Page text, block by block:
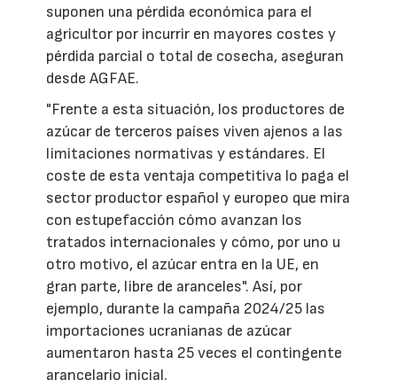
suponen una pérdida económica para el
agricultor por incurrir en mayores costes y
pérdida parcial o total de cosecha, aseguran
desde AGFAE.
"Frente a esta situación, los productores de
azúcar de terceros países viven ajenos a las
limitaciones normativas y estándares. El
coste de esta ventaja competitiva lo paga el
sector productor español y europeo que mira
con estupefacción cómo avanzan los
tratados internacionales y cómo, por uno u
otro motivo, el azúcar entra en la UE, en
gran parte, libre de aranceles". Así, por
ejemplo, durante la campaña 2024/25 las
importaciones ucranianas de azúcar
aumentaron hasta 25 veces el contingente
arancelario inicial.